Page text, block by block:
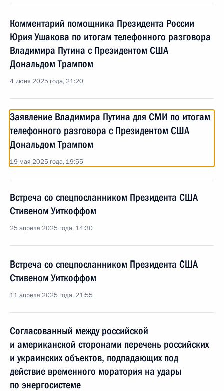
Комментарий помощника Президента России
Юрия Ушакова по итогам телефонного разговора
Владимира Путина с Президентом США
Дональдом Трампом
4 июня 2025 года, 21:20
Заявление Владимира Путина для СМИ по итогам
телефонного разговора с Президентом США
Дональдом Трампом
19 мая 2025 года, 19:55
Встреча со спецпосланником Президента США
Стивеном Уиткоффом
25 апреля 2025 года, 14:30
Встреча со спецпосланником Президента США
Стивеном Уиткоффом
11 апреля 2025 года, 21:55
Согласованный между российской
и американской сторонами перечень российских
и украинских объектов, подпадающих под
действие временного моратория на удары
по энергосистеме